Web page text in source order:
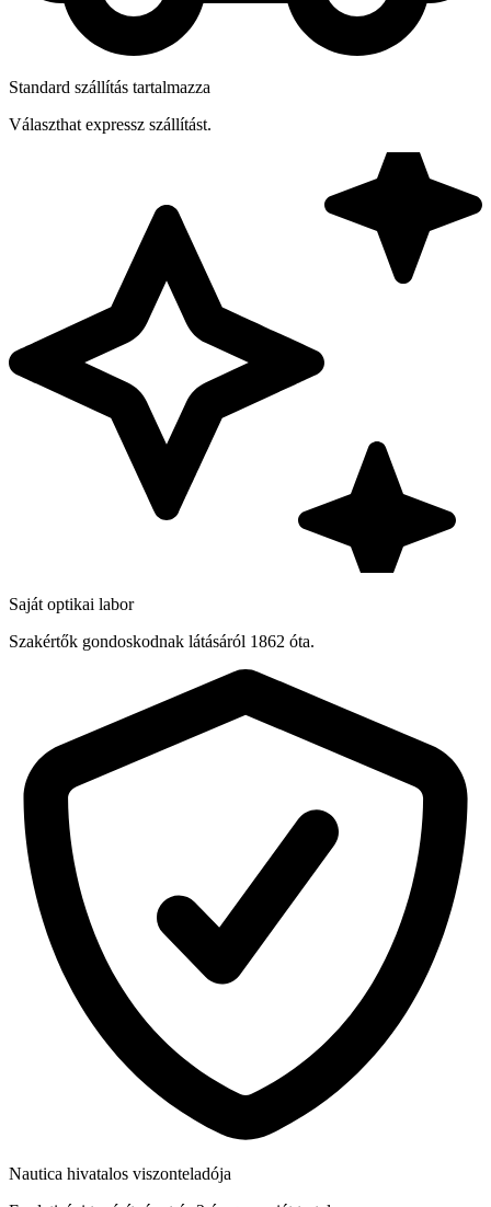
Standard szállítás tartalmazza
Választhat expressz szállítást.
Saját optikai labor
Szakértők gondoskodnak látásáról 1862 óta.
Nautica hivatalos viszonteladója